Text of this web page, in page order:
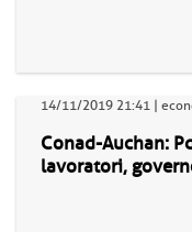
14/11/2019 21:41 |
Conad-Auchan:
lavoratori,